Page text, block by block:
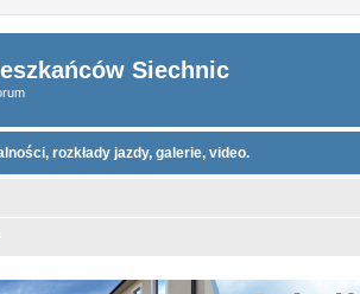
Siechnic
rozkłady jazdy, galerie, video.